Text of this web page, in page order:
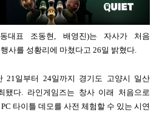
동대표 조동현, 배영진)는 자사가 처음
사를 성황리에 마쳤다고 26일 밝혔다.
21일부터 24일까지 경기도 고양시 일산
됐다. 라인게임즈는 창사 이래 처음으로
타이틀 데모를 사전 체험할 수 있는 시연